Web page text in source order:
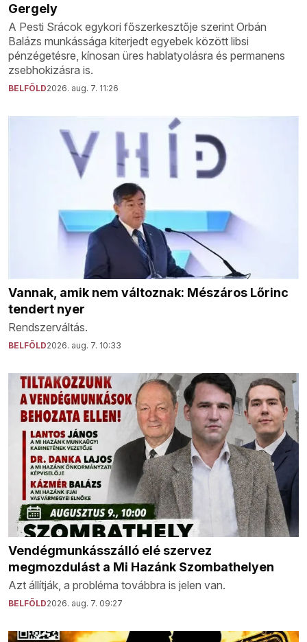
Gergely
A Pesti Srácok egykori főszerkesztője szerint Orbán
Balázs munkássága kiterjedt egyebek között libsi
pénzégetésre, kínosan üres hablatyolásra és permanens
zsebhokizásra is.
BELFÖLD2026. aug. 7. 11:26
Vannak, amik nem változnak: Mészáros Lőrinc
tendert nyer
Rendszerváltás.
BELFÖLD2026. aug. 7. 10:33
Vendégmunkásszálló elé szervez
megmozdulást a Mi Hazánk Szombathelyen
Azt állítják, a probléma továbbra is jelen van.
BELFÖLD2026. aug. 7. 09:27